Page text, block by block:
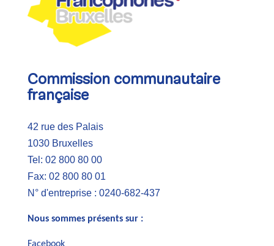
Commission communautaire
française
42 rue des Palais
1030 Bruxelles
Tel: 02 800 80 00
Fax: 02 800 80 01
N° d'entreprise : 0240-682-437
Nous sommes présents sur :